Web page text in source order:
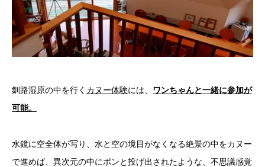
釧路湿原の中を行く カヌー体験には、 ワンちゃんと一緒に参加が
可能。
水鏡に空全体が写り、水と空の境目がなくなる絶景の中をカヌー
で進めば、異次元の中にポンと投げ出されたような、不思議感覚